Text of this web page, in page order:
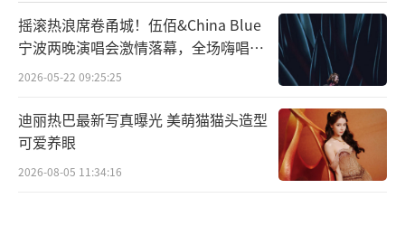
摇滚热浪席卷甬城！伍佰&China Blue
宁波两晚演唱会激情落幕，全场嗨唱氛
围炸裂
2026-05-22 09:25:25
迪丽热巴最新写真曝光 美萌猫猫头造型
可爱养眼
2026-08-05 11:34:16